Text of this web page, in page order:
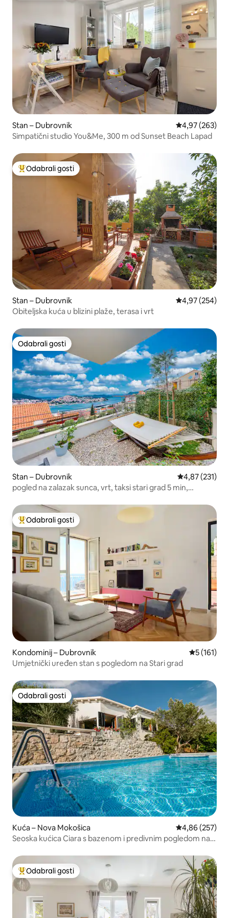
Stan – Dubrovnik Prosječna
4,97 (263)
Simpatični studio You&Me, 300 m od Sunset Beach Lapad
Među najviše rangiranima s oznakom „Odabrali gosti”
Odabrali gosti
Stan – Dubrovnik Prosječna
4,97 (254)
Obiteljska kuća u blizini plaže, terasa i vrt
Odabrali gosti
Odabrali gosti
Stan – Dubrovnik Prosječna
4,87 (231)
pogled na zalazak sunca, vrt, taksi stari grad 5 min,
Među najviše rangiranima s oznakom „Odabrali gosti”
Odabrali gosti
Kondominij – Dubrovnik Prosječna
5 (161)
Umjetnički uređen stan s pogledom na Stari grad
Odabrali gosti
Odabrali gosti
Kuća – Nova Mokošica Prosječna
4,86 (257)
Seoska kućica Ciara s bazenom i predivnim pogledom na
Među najviše rangiranima s oznakom „Odabrali gosti”
Odabrali gosti